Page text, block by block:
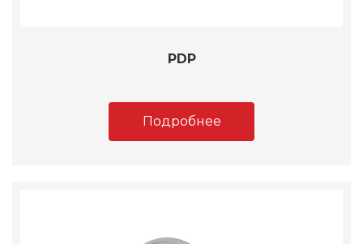
PDP
Подробнее